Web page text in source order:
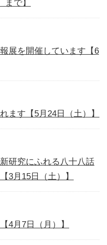
で】
展を開催しています【6
ます【5月24日（土）】
研究にふれる八十八話
3月15日（土）】
4月7日（月）】